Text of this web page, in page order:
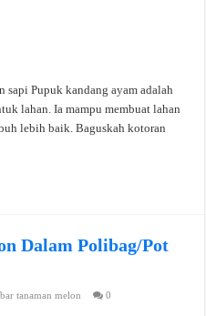
sapi Pupuk kandang ayam adalah
lahan. Ia mampu membuat lahan
lebih baik. Baguskah kotoran
Dalam Polibag/Pot
tanaman melon 0